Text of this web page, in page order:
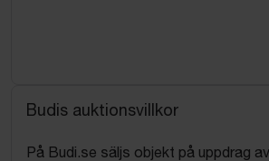
Budis auktionsvillkor
På Budi.se säljs objekt på uppdrag